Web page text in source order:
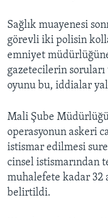
Sağlık muayenesi
görevli iki polisin
emniyet
gazetecilerin
oyunu bu, iddialar
Mali Şube
operasyonun askeri
istismar edilmesi
cinsel istismarından
muhalefete kadar 32
belirtildi.